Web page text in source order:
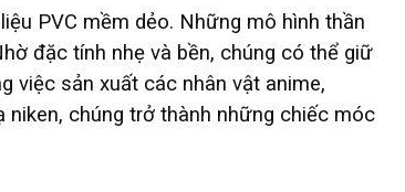
PVC mềm dẻo. Những mô hình thần
đặc tính nhẹ và bền, chúng có thể giữ
việc sản xuất các nhân vật anime,
chúng trở thành những chiếc móc